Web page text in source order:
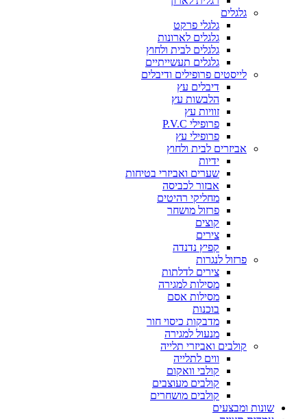
גלגלים
גלגלי פרקט
גלגלים לארונות
גלגלים לבית ולחוץ
גלגלים תעשייתיים
לייסטים פרופילים ודיבלים
דיבלים עץ
הלבשות עץ
זוויות עץ
פרופילי P.V.C
פרופילי עץ
אביזרים לבית ולחוץ
ידיות
שערים ואביזרי בטיחות
אבזור לכביסה
מחליקי רהיטים
פרזול מושחר
קוצים
צירים
קפיץ נדנדה
פרזול לנגרות
צירים לדלתות
מסילות למגירה
מסילות אסם
בוכנות
מדבקות כיסוי חור
מנעול למגירה
קולבים ואביזרי תלייה
ווים לתלייה
קולבי וואקום
קולבים מעוצבים
קולבים מושחרים
שונות ומבצעים